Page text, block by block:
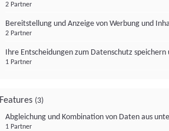
2 Partner
Bereitstellung und Anzeige von Werbung und
2 Partner
Ihre Entscheidungen zum Datenschutz
1 Partner
Features (3)
Abgleichung und Kombination von Daten aus
1 Partner